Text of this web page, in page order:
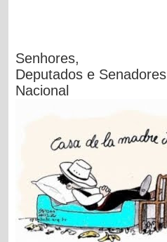
Senhores,
Deputados e
Nacional